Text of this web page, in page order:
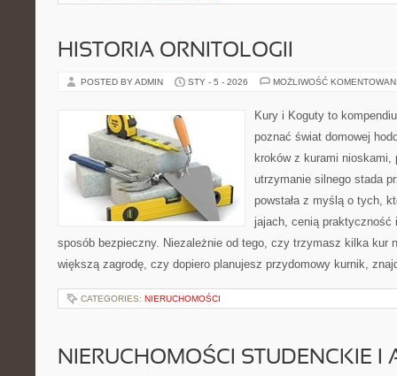
HISTORIA ORNITOLOGII
POSTED BY ADMIN STY - 5 - 2026 MOŻLIWOŚĆ
Kury i Koguty to
poznać świat domowej
kroków z kurami
utrzymanie silnego stada
powstała z myślą o tych,
jajach, cenią praktyczność
sposób bezpieczny. Niezależnie od tego, czy trzymasz kilka kur
większą zagrodę, czy dopiero planujesz przydomowy kurnik,
CATEGORIES: NIERUCHOMOŚCI
NIERUCHOMOŚCI STUDENCKIE I